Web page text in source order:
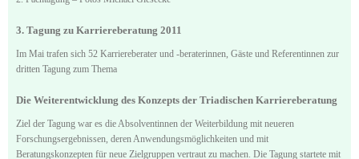
3. Tagung zu Karriereberatung 2011
Im Mai trafen sich 52 Karriereberater und -beraterinnen, Gäste und Referentinnen zur
dritten Tagung zum Thema
Die Weiterentwicklung des Konzepts der Triadischen Karriereberatung
Ziel der Tagung war es die Absolventinnen der Weiterbildung mit neueren
Forschungsergebnissen, deren Anwendungsmöglichkeiten und mit
Beratungskonzepten für neue Zielgruppen vertraut zu machen. Die Tagung startete mit